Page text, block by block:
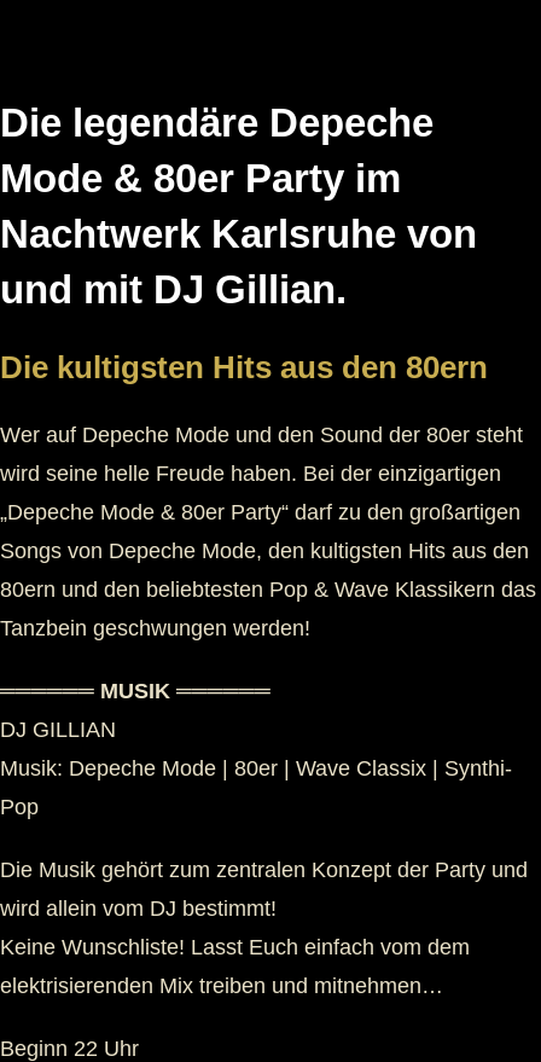
Die legendäre Depeche
Mode & 80er Party im
Nachtwerk Karlsruhe von
und mit DJ Gillian.
Die kultigsten Hits aus den 80ern
Wer auf Depeche Mode und den Sound der 80er steht
wird seine helle Freude haben. Bei der einzigartigen
„Depeche Mode & 80er Party“ darf zu den großartigen
Songs von Depeche Mode, den kultigsten Hits aus den
80ern und den beliebtesten Pop & Wave Klassikern das
Tanzbein geschwungen werden!
══════ MUSIK ══════
DJ GILLIAN
Musik: Depeche Mode | 80er | Wave Classix | Synthi-
Pop
Die Musik gehört zum zentralen Konzept der Party und
wird allein vom DJ bestimmt!
Keine Wunschliste! Lasst Euch einfach vom dem
elektrisierenden Mix treiben und mitnehmen…
Beginn 22 Uhr